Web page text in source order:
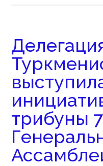
трибуны